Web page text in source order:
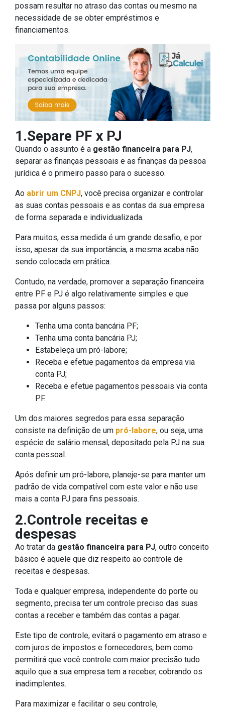
possam resultar no atraso das contas ou mesmo na
necessidade de se obter empréstimos e
financiamentos.
1.Separe PF x PJ
Quando o assunto é a gestão financeira para PJ,
separar as finanças pessoais e as finanças da pessoa
jurídica é o primeiro passo para o sucesso.
Ao abrir um CNPJ, você precisa organizar e controlar
as suas contas pessoais e as contas da sua empresa
de forma separada e individualizada.
Para muitos, essa medida é um grande desafio, e por
isso, apesar da sua importância, a mesma acaba não
sendo colocada em prática.
Contudo, na verdade, promover a separação financeira
entre PF e PJ é algo relativamente simples e que
passa por alguns passos:
Tenha uma conta bancária PF;
Tenha uma conta bancária PJ;
Estabeleça um pró-labore;
Receba e efetue pagamentos da empresa via
conta PJ;
Receba e efetue pagamentos pessoais via conta
PF.
Um dos maiores segredos para essa separação
consiste na definição de um pró-labore, ou seja, uma
espécie de salário mensal, depositado pela PJ na sua
conta pessoal.
Após definir um pró-labore, planeje-se para manter um
padrão de vida compatível com este valor e não use
mais a conta PJ para fins pessoais.
2.Controle receitas e
despesas
Ao tratar da gestão financeira para PJ, outro conceito
básico é aquele que diz respeito ao controle de
receitas e despesas.
Toda e qualquer empresa, independente do porte ou
segmento, precisa ter um controle preciso das suas
contas a receber e também das contas a pagar.
Este tipo de controle, evitará o pagamento em atraso e
com juros de impostos e fornecedores, bem como
permitirá que você controle com maior precisão tudo
aquilo que a sua empresa tem a receber, cobrando os
inadimplentes.
Para maximizar e facilitar o seu controle,